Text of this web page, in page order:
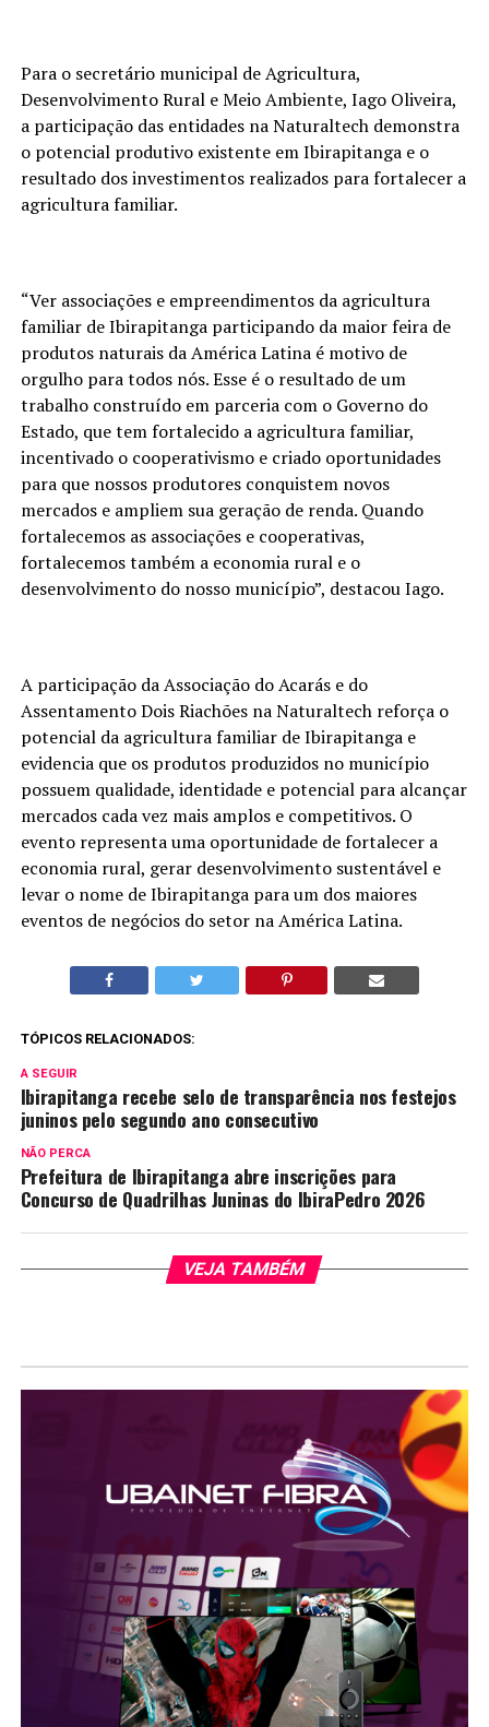
Para o secretário municipal de Agricultura,
Desenvolvimento Rural e Meio Ambiente, Iago Oliveira,
a participação das entidades na Naturaltech demonstra
o potencial produtivo existente em Ibirapitanga e o
resultado dos investimentos realizados para fortalecer a
agricultura familiar.
“Ver associações e empreendimentos da agricultura
familiar de Ibirapitanga participando da maior feira de
produtos naturais da América Latina é motivo de
orgulho para todos nós. Esse é o resultado de um
trabalho construído em parceria com o Governo do
Estado, que tem fortalecido a agricultura familiar,
incentivado o cooperativismo e criado oportunidades
para que nossos produtores conquistem novos
mercados e ampliem sua geração de renda. Quando
fortalecemos as associações e cooperativas,
fortalecemos também a economia rural e o
desenvolvimento do nosso município”, destacou Iago.
A participação da Associação do Acarás e do
Assentamento Dois Riachões na Naturaltech reforça o
potencial da agricultura familiar de Ibirapitanga e
evidencia que os produtos produzidos no município
possuem qualidade, identidade e potencial para alcançar
mercados cada vez mais amplos e competitivos. O
evento representa uma oportunidade de fortalecer a
economia rural, gerar desenvolvimento sustentável e
levar o nome de Ibirapitanga para um dos maiores
eventos de negócios do setor na América Latina.
TÓPICOS RELACIONADOS:
A SEGUIR
Ibirapitanga recebe selo de transparência nos festejos
juninos pelo segundo ano consecutivo
NÃO PERCA
Prefeitura de Ibirapitanga abre inscrições para
Concurso de Quadrilhas Juninas do IbiraPedro 2026
VEJA TAMBÉM